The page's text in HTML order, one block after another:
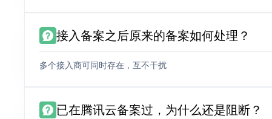
接入备案之后原来的备案如何处理？
多个接入商可同时存在，互不干扰
已在腾讯云备案过，为什么还是阻断？